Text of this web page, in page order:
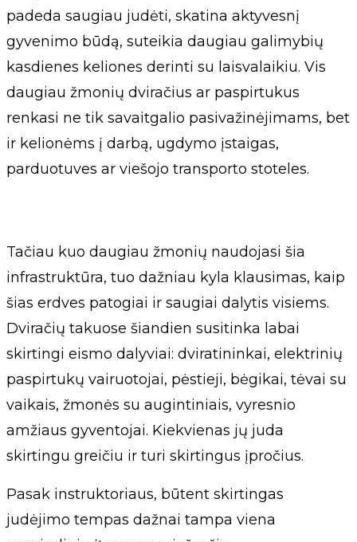
padeda saugiau judėti, skatina aktyvesnį
gyvenimo būdą, suteikia daugiau galimybių
kasdienes keliones derinti su laisvalaikiu. Vis
daugiau žmonių dviračius ar paspirtukus
renkasi ne tik savaitgalio pasivažinėjimams, bet
ir kelionėms į darbą, ugdymo įstaigas,
parduotuves ar viešojo transporto stoteles.
Tačiau kuo daugiau žmonių naudojasi šia
infrastruktūra, tuo dažniau kyla klausimas, kaip
šias erdves patogiai ir saugiai dalytis visiems.
Dviračių takuose šiandien susitinka labai
skirtingi eismo dalyviai: dviratininkai, elektrinių
paspirtukų vairuotojai, pėstieji, bėgikai, tėvai su
vaikais, žmonės su augintiniais, vyresnio
amžiaus gyventojai. Kiekvienas jų juda
skirtingu greičiu ir turi skirtingus įpročius.
Pasak instruktoriaus, būtent skirtingas
judėjimo tempas dažnai tampa viena